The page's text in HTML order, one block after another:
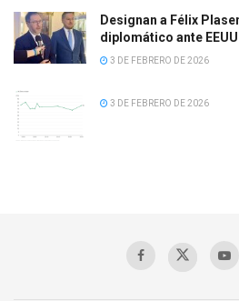
Designan a Félix
diplomático ante EEUU
3 DE FEBRERO DE 2026
3 DE FEBRERO DE 2026